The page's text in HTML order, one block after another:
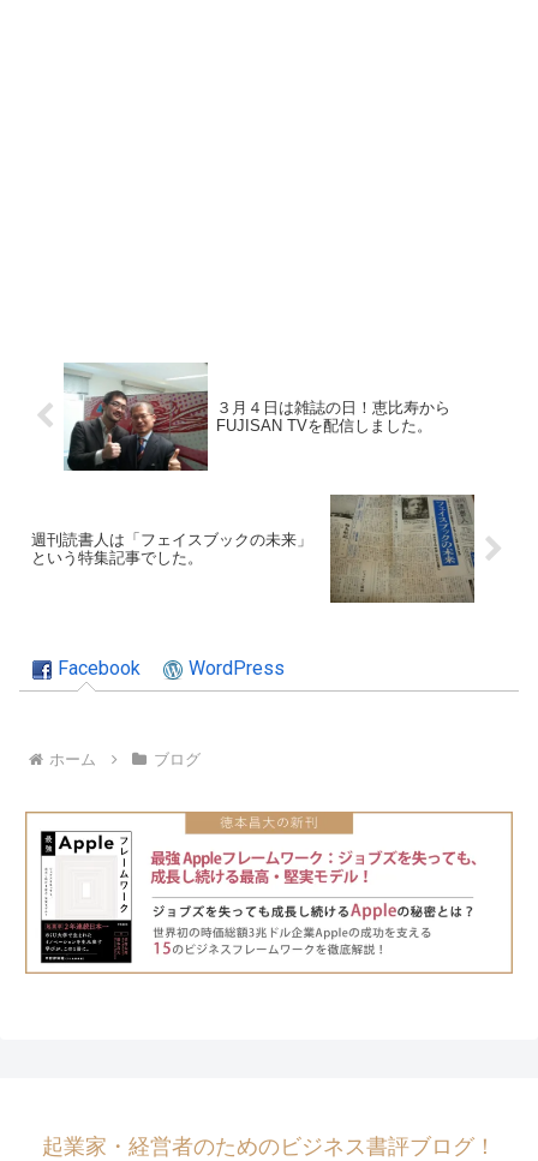
３月４日は雑誌の日！恵比寿から
FUJISAN TVを配信しました。
週刊読書人は「フェイスブックの未来」
という特集記事でした。
Facebook WordPress
ホーム ブログ
起業家・経営者のためのビジネス書評ブログ！